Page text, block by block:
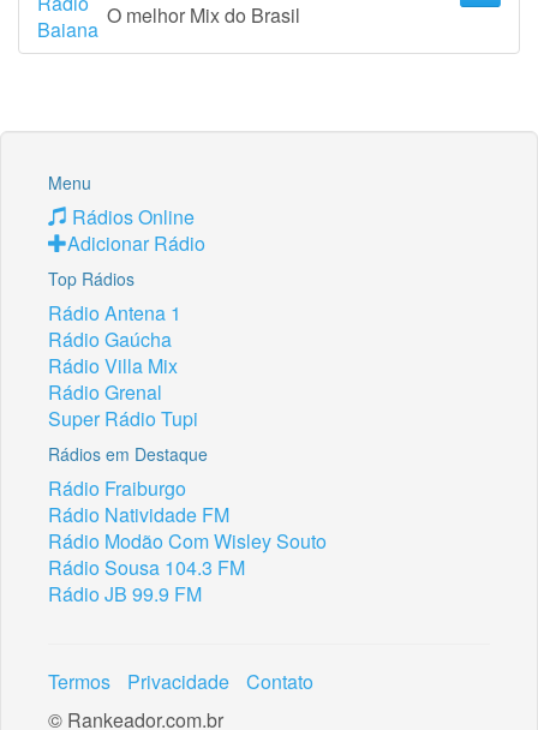
O melhor Mix do Brasil
Menu
Rádios Online
Adicionar Rádio
Top Rádios
Rádio Antena 1
Rádio Gaúcha
Rádio Villa Mix
Rádio Grenal
Super Rádio Tupi
Rádios em Destaque
Rádio Fraiburgo
Rádio Natividade FM
Rádio Modão Com Wisley Souto
Rádio Sousa 104.3 FM
Rádio JB 99.9 FM
Termos Privacidade
Contato
© Rankeador.com.br